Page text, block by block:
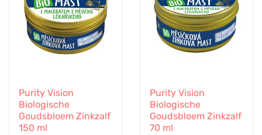
Purity Vision
Biologische
Goudsbloem Zinkzalf
150 ml
Purity Vision
Biologische
Goudsbloem Zinkzalf
70 ml